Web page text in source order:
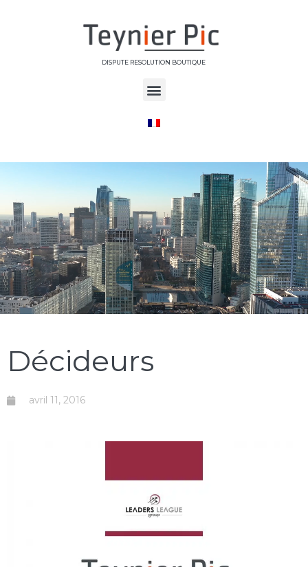
DISPUTE RESOLUTION BOUTIQUE
Décideurs
avril 11, 2016